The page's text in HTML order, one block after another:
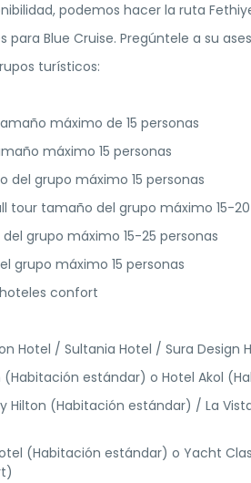
podemos hacer la ruta
para Blue Cruise. Pregúntele a su
turísticos:
máximo de 15 personas
máximo 15 personas
del grupo máximo 15 personas
tour tamaño del grupo máximo 15-
grupo máximo 15-25 personas
grupo máximo 15 personas
confort
Hotel / Sultania Hotel / Sura Design
(Habitación estándar) o Hotel Akol
Hilton (Habitación estándar) / La
(Habitación estándar) o Yacht